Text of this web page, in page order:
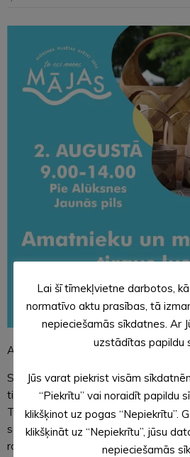
Alūksnes pilsētas svētki 2025
Sestdiena, 2. augusts, iesāksies ar
tirdziņu pie Alūksnes Jaunās pils.
Tirdziņam pieteikušies vairāk nekā
sarūpējuši gan dažādu cienastu
rokdarbus un amatniecības
Lai šī tīmekļvietne darbotos,
normatīvo aktu prasības, tā
nepieciešamās sīkdatnes. Ar
uzstādītas papildu
Jūs varat piekrist visām
“Piekrītu” vai noraidīt papildu
klikšķinot uz pogas “Nepiekrītu”.
klikšķināt uz “Nepiekrītu”, jūsu
nepieciešamās